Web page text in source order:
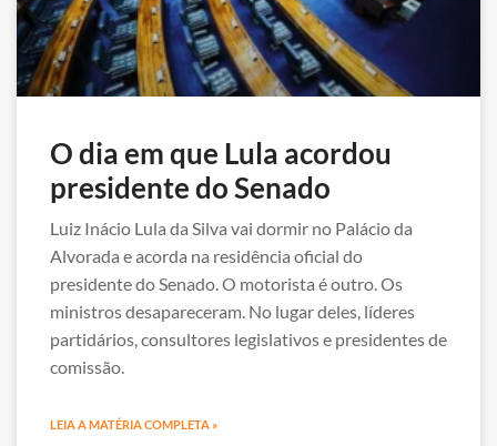
O dia em que Lula acordou
presidente do Senado
Luiz Inácio Lula da Silva vai dormir no Palácio da
Alvorada e acorda na residência oficial do
presidente do Senado. O motorista é outro. Os
ministros desapareceram. No lugar deles, líderes
partidários, consultores legislativos e presidentes de
comissão.
LEIA A MATÉRIA COMPLETA »